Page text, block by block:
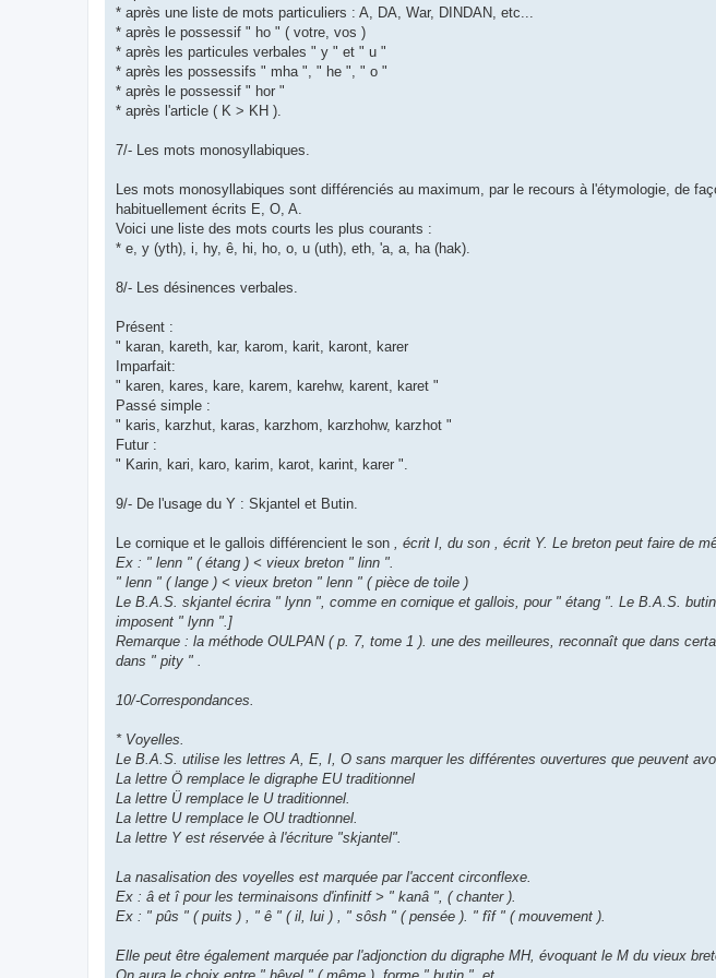
* après une liste de mots particuliers : A, DA, War, DINDAN, etc...
* après le possessif " ho " ( votre, vos )
* après les particules verbales " y " et " u "
* après les possessifs " mha ", " he ", " o "
* après le possessif " hor "
* après l'article ( K > KH ).
7/- Les mots monosyllabiques.
Les mots monosyllabiques sont différenciés au maximum, par le recours à l'étymologie, de
habituellement écrits E, O, A.
Voici une liste des mots courts les plus courants :
* e, y (yth), i, hy, ê, hi, ho, o, u (uth), eth, 'a, a, ha (hak).
8/- Les désinences verbales.
Présent :
" karan, kareth, kar, karom, karit, karont, karer
Imparfait:
" karen, kares, kare, karem, karehw, karent, karet "
Passé simple :
" karis, karzhut, karas, karzhom, karzhohw, karzhot "
Futur :
" Karin, kari, karo, karim, karot, karint, karer ".
9/- De l'usage du Y : Skjantel et Butin.
Le cornique et le gallois différencient le son , écrit I, du son
, écrit Y. Le breton peut faire de
Ex : " lenn " ( étang ) < vieux breton " linn ".
" lenn " ( lange ) < vieux breton " lenn " ( pièce de toile )
Le B.A.S. skjantel écrira " lynn ", comme en cornique et gallois, pour " étang ". Le B.A.S.
imposent " lynn ".]
Remarque : la méthode OULPAN ( p. 7, tome 1 ). une des meilleures, reconnaît que dans
dans " pity " .
10/-Correspondances.
* Voyelles.
Le B.A.S. utilise les lettres A, E, I, O sans marquer les différentes ouvertures que peuvent
La lettre Ö remplace le digraphe EU traditionnel
La lettre Ü remplace le U traditionnel.
La lettre U remplace le OU tradtionnel.
La lettre Y est réservée à l'écriture "skjantel".
La nasalisation des voyelles est marquée par l'accent circonflexe.
Ex : â et î pour les terminaisons d'infinitf > " kanâ ", ( chanter ).
Ex : " pûs " ( puits ) , " ê " ( il, lui ) , " sôsh " ( pensée ). " fîf " ( mouvement ).
Elle peut être également marquée par l'adjonction du digraphe MH, évoquant le M du vieux